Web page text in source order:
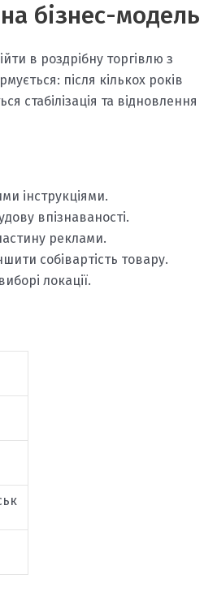
бізнес-модель
в роздрібну торгівлю з
після кількох років
стабілізація та відновлення
інструкціями.
впізнаваності.
реклами.
собівартість товару.
локації.